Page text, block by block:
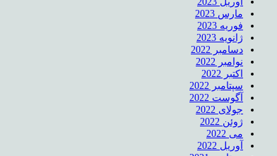
مارس 2023
فوریه 2023
ژانویه 2023
دسامبر 2022
نوامبر 2022
اکتبر 2022
سپتامبر 2022
آگوست 2022
جولای 2022
ژوئن 2022
می 2022
آوریل 2022